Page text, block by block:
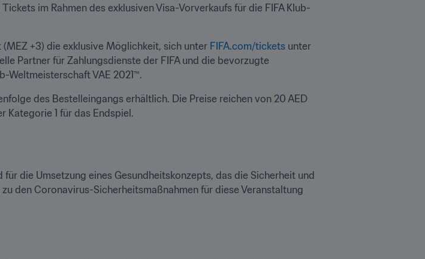
im Rahmen des exklusiven Visa-Vorverkaufs für die FIFA Klub-
(MEZ +3) die exklusive Möglichkeit, sich unter FIFA.com/tickets unter
Partner für Zahlungsdienste der FIFA und die bevorzugte
Weltmeisterschaft VAE 2021™.
des Bestelleingangs erhältlich. Die Preise reichen von 20 AED
Kategorie 1 für das Endspiel.
die Umsetzung eines Gesundheitskonzepts, das die Sicherheit und
den Coronavirus-Sicherheitsmaßnahmen für diese Veranstaltung